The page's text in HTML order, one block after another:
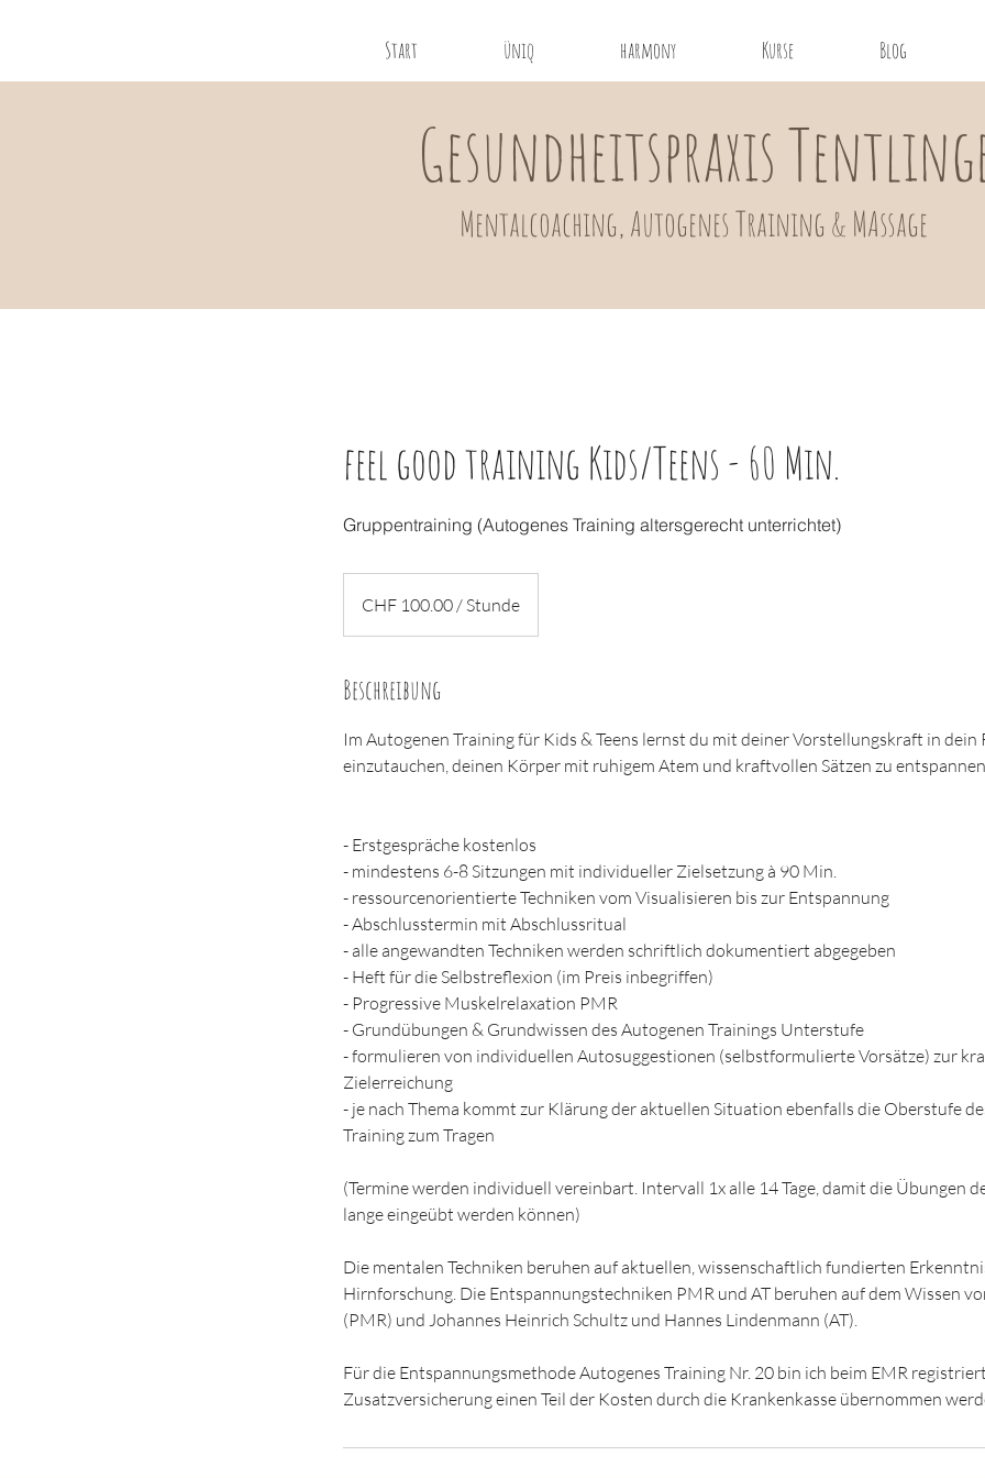
Start üniq harmony Kurse Blog
feel good training Kids/Teens - 60 Min.
Gruppentraining (Autogenes Training altersgerecht unterrichtet)
CHF 100.00 / Stunde
Beschreibung
Im Autogenen Training für Kids & Teens lernst du mit deiner Vorstellungskraft in dein
einzutauchen, deinen Körper mit ruhigem Atem und kraftvollen Sätzen zu
- Erstgespräche kostenlos
- mindestens 6-8 Sitzungen mit individueller Zielsetzung à 90 Min.
- ressourcenorientierte Techniken vom Visualisieren bis zur Entspannung
- Abschlusstermin mit Abschlussritual
- alle angewandten Techniken werden schriftlich dokumentiert abgegeben
- Heft für die Selbstreflexion (im Preis inbegriffen)
- Progressive Muskelrelaxation PMR
- Grundübungen & Grundwissen des Autogenen Trainings Unterstufe
- formulieren von individuellen Autosuggestionen (selbstformulierte Vorsätze) zur
Zielerreichung
- je nach Thema kommt zur Klärung der aktuellen Situation ebenfalls die Oberstufe
Training zum Tragen
(Termine werden individuell vereinbart. Intervall 1x alle 14 Tage, damit die Übungen
lange eingeübt werden können)
Die mentalen Techniken beruhen auf aktuellen, wissenschaftlich fundierten
Hirnforschung. Die Entspannungstechniken PMR und AT beruhen auf dem Wissen
(PMR) und Johannes Heinrich Schultz und Hannes Lindenmann (AT).
Für die Entspannungsmethode Autogenes Training Nr. 20 bin ich beim EMR
Zusatzversicherung einen Teil der Kosten durch die Krankenkasse übernommen
Gesundheitspraxis
Mentalcoaching, Autogenes Training& MAssage